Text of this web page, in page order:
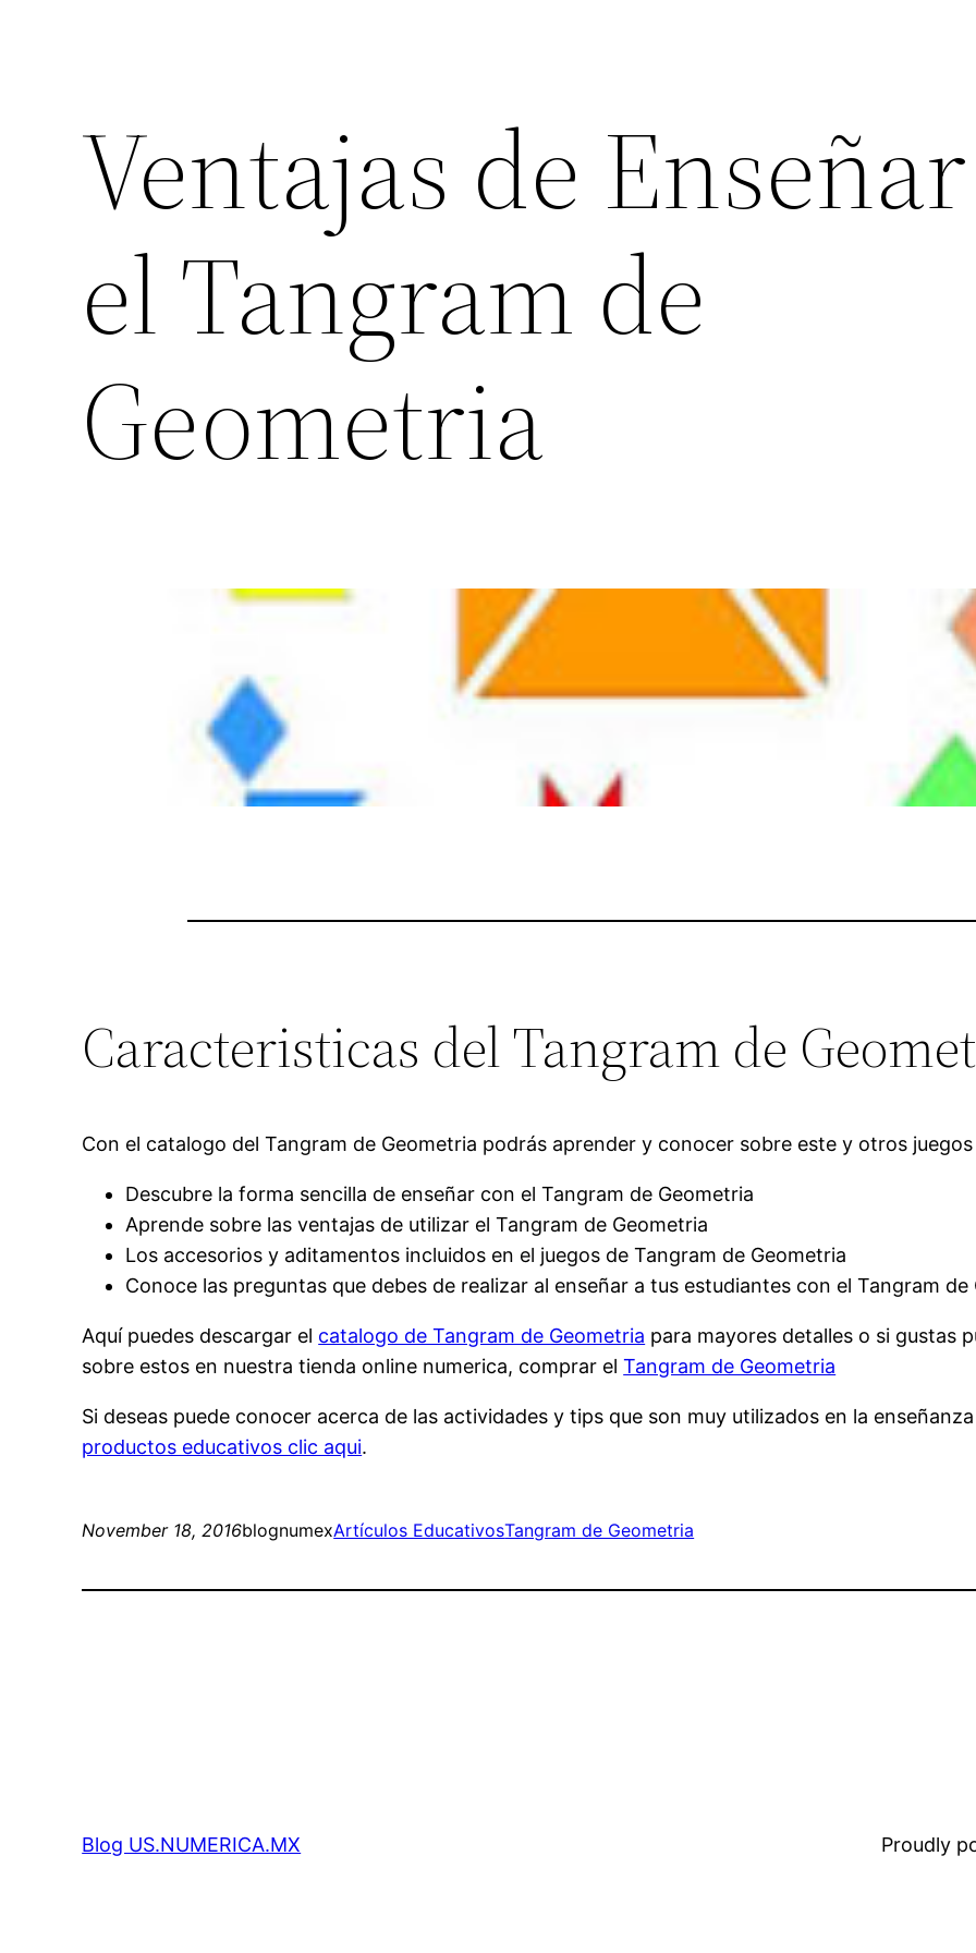
Ventajas de
el Tangram de
Geometria
Caracteristicas del Tangram de
Con el catalogo del Tangram de Geometria podrás aprender y conocer sobre este y otros
Descubre la forma sencilla de enseñar con el Tangram de Geometria
Aprende sobre las ventajas de utilizar el Tangram de Geometria
Los accesorios y aditamentos incluidos en el juegos de Tangram de Geometria
Conoce las preguntas que debes de realizar al enseñar a tus estudiantes con el Tangram de
Aquí puedes descargar el catalogo de Tangram de Geometria para mayores detalles o si gustas
sobre estos en nuestra tienda online numerica, comprar elTangram de Geometria
Si deseas puede conocer acerca de las actividades y tips que son muy utilizados en la
productos educativos clic aqui.
November 18, 2016blognumexArtículos EducativosTangram de Geometria
Blog US.NUMERICA.MX Proudly